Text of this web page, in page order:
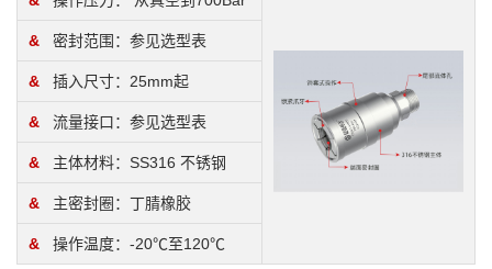
& 密封范围：参见选型表
& 插入尺寸：25mm起
& 流量接口：参见选型表
& 主体材料：SS316 不锈钢
& 主密封圈：丁腈橡胶
& 操作温度：-20℃至120℃